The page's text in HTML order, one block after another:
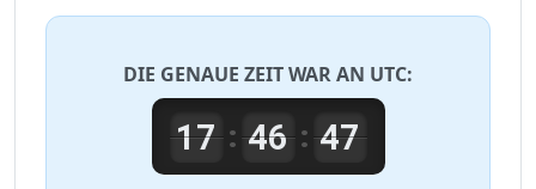
DIE GENAUE ZEIT WAR AN UTC:
17: 46: 47